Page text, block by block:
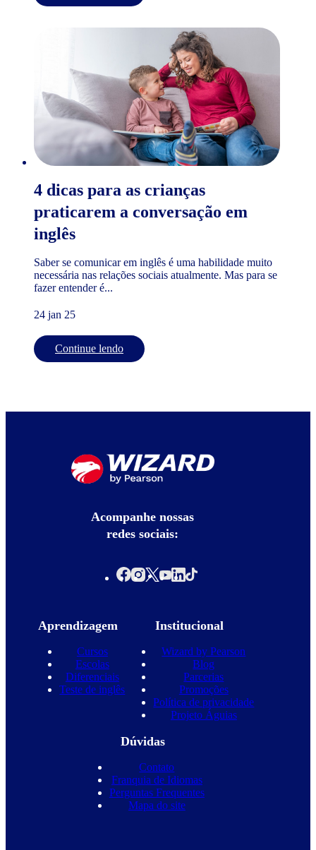
4 dicas para as crianças
praticarem a conversação em
inglês
Saber se comunicar em inglês é uma habilidade muito
necessária nas relações sociais atualmente. Mas para se
fazer entender é...
24 jan 25
Continue lendo
Acompanhe nossas
redes sociais:
Aprendizagem
Cursos
Escolas
Diferenciais
Teste de inglês
Institucional
Wizard by Pearson
Blog
Parcerias
Promoções
Política de privacidade
Projeto Águias
Dúvidas
Contato
Franquia de Idiomas
Perguntas Frequentes
Mapa do site